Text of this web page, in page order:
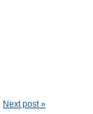
Next post »